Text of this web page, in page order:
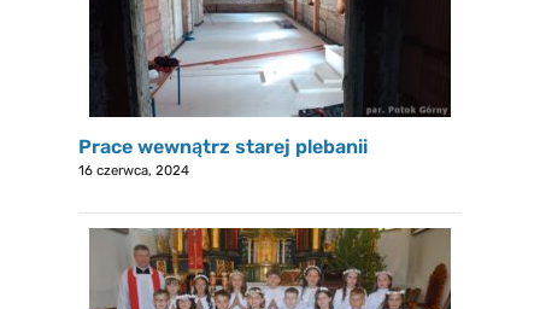
Prace wewnątrz starej plebanii
16 czerwca, 2024